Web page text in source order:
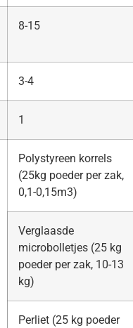
8-15
3-4
1
Polystyreen korrels
(25kg poeder per zak,
0,1-0,15m3)
Verglaasde
microbolletjes (25 kg
poeder per zak, 10-13
kg)
Perliet (25 kg poeder